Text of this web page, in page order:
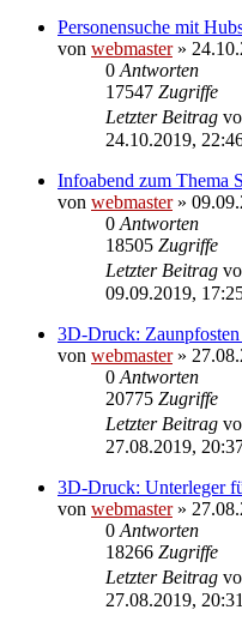
Personensuche mit
von webmaster»
0 Antworten
17547 Zugriffe
Letzter Beitrag
24.10.2019,
Infoabend zum Thema
von webmaster»
0 Antworten
18505 Zugriffe
Letzter Beitrag
09.09.2019,
3D-Druck:
von webmaster»
0 Antworten
20775 Zugriffe
Letzter Beitrag
27.08.2019,
3D-Druck: Unterleger
von webmaster»
0 Antworten
18266 Zugriffe
Letzter Beitrag
27.08.2019, 20:31